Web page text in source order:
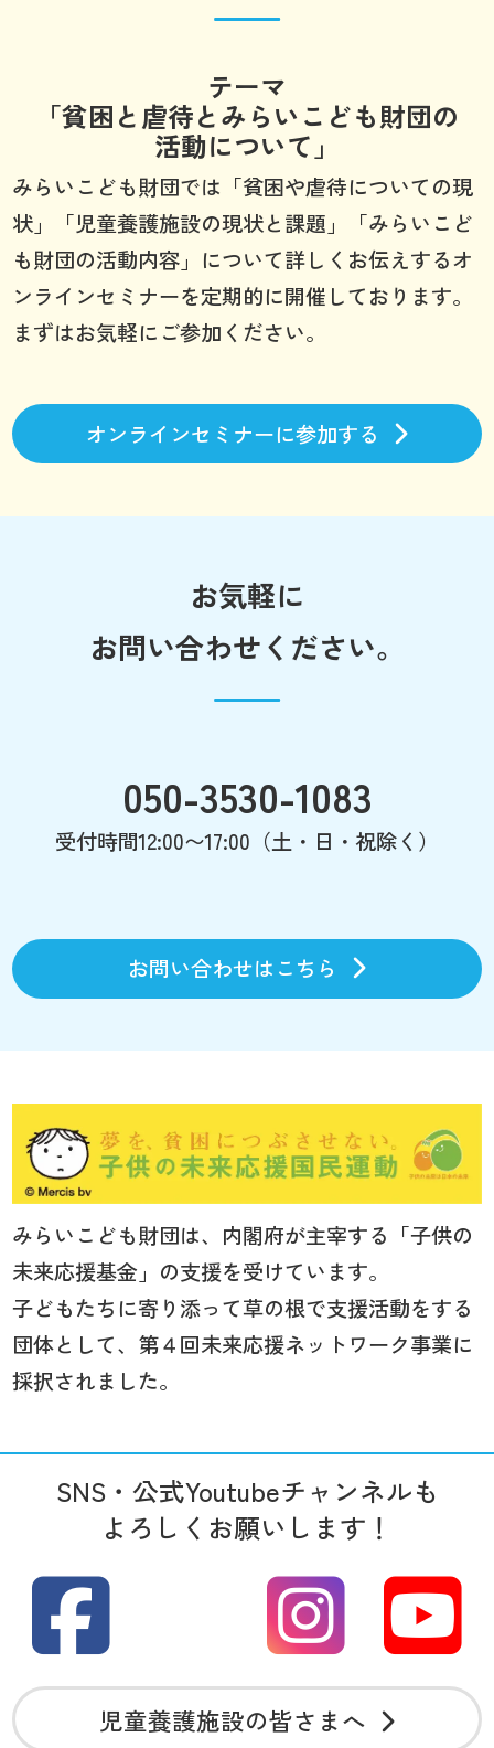
テーマ
「貧困と虐待とみらいこども財団の
活動について」
みらいこども財団では「貧困や虐待についての現
状」「児童養護施設の現状と課題」「みらいこど
も財団の活動内容」について詳しくお伝えするオ
ンラインセミナーを定期的に開催しております。
まずはお気軽にご参加ください。
オンラインセミナーに参加する
お気軽に
お問い合わせください。
050-3530-1083
受付時間12:00〜17:00（土・日・祝除く）
お問い合わせはこちら
みらいこども財団は、内閣府が主宰する「子供の
未来応援基金」の支援を受けています。
子どもたちに寄り添って草の根で支援活動をする
団体として、第４回未来応援ネットワーク事業に
採択されました。
SNS・公式Youtubeチャンネルも
よろしくお願いします！
児童養護施設の皆さまへ